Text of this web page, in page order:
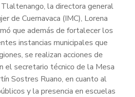
la directora general
de Cuernavaca (IMC), Lorena
que además de fortalecer los
instancias municipales que
se realizan acciones de
el secretario técnico de la Mesa
Sostres Ruano, en cuanto al
y la presencia en escuelas